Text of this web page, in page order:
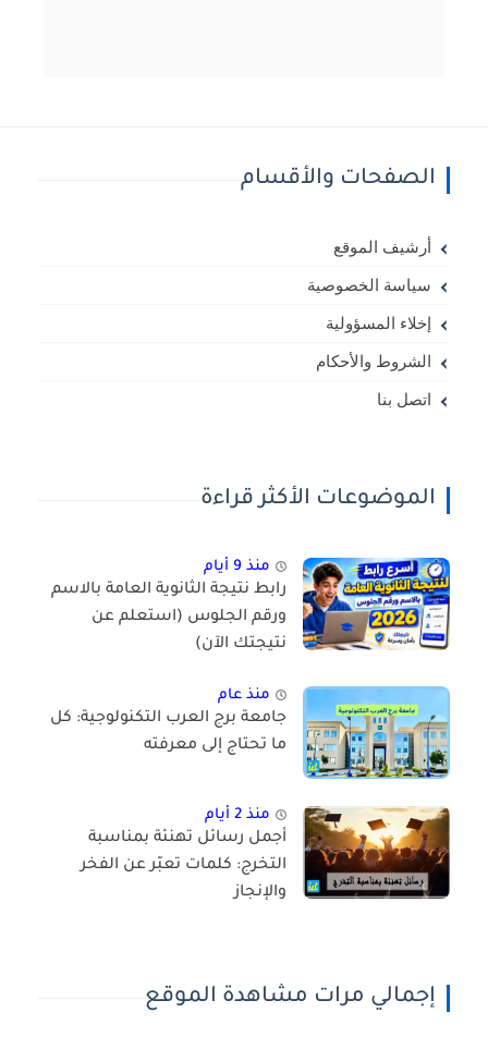
الصفحات والأقسام
أرشيف الموقع
سياسة الخصوصية
إخلاء المسؤولية
الشروط والأحكام
اتصل بنا
الموضوعات الأكثر قراءة
منذ 9 أيام
رابط نتيجة الثانوية العامة بالاسم
ورقم الجلوس (استعلم عن
نتيجتك الآن)
منذ عام
جامعة برج العرب التكنولوجية: كل
ما تحتاج إلى معرفته
منذ 2 أيام
أجمل رسائل تهنئة بمناسبة
التخرج: كلمات تعبّر عن الفخر
والإنجاز
إجمالي مرات مشاهدة الموقع